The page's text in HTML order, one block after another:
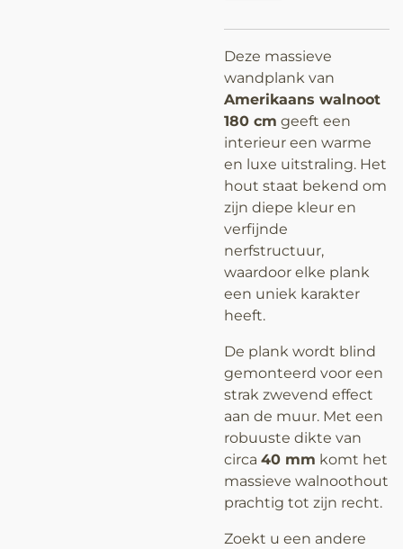
Deze massieve
wandplank van
Amerikaans walnoot
180 cm geeft een
interieur een warme
en luxe uitstraling. Het
hout staat bekend om
zijn diepe kleur en
verfijnde
nerfstructuur,
waardoor elke plank
een uniek karakter
heeft.
De plank wordt blind
gemonteerd voor een
strak zwevend effect
aan de muur. Met een
robuuste dikte van
circa 40 mm komt het
massieve walnoothout
prachtig tot zijn recht.
Zoekt u een andere